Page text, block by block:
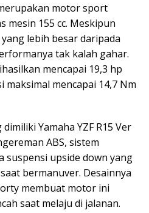
motor sport
mesin 155 cc. Meskipun
lebih besar daripada
tak kalah gahar.
mencapai 19,3 hp
maksimal mencapai 14,7 Nm
Yamaha YZF R15 Ver
ABS, sistem
suspensi upside down yang
bermanuver. Desainnya
membuat motor ini
saat melaju di jalanan.